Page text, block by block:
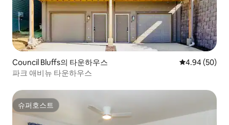
Council Bluffs의 타운하우스 평점 4.94점(5
4.94 (50)
파크 애비뉴 타운하우스
슈퍼호스트
슈퍼호스트